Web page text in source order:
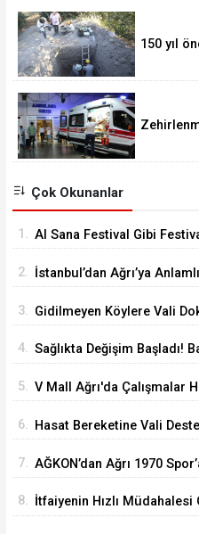
150 yıl
Çok Okunanlar
1. Al Sana Festival Gibi
2. İstanbul’dan Ağrı’ya
3. Gidilmeyen Köylere Vali
4. Sağlıkta Değişim Başladı!
5. V Mall Ağrı'da Çalışmalar
6. Hasat Bereketine Vali
7. AĞKON’dan Ağrı 1970
8. İtfaiyenin Hızlı Müdahalesi